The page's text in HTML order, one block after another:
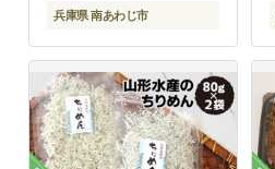
兵庫県 南あわじ市